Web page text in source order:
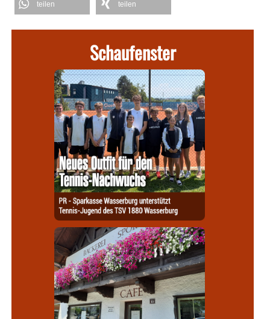
teilen teilen
Schaufenster